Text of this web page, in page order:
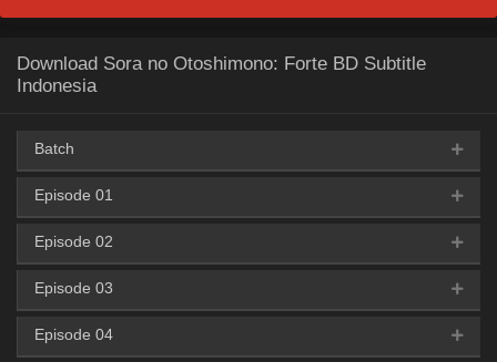
Download Sora no Otoshimono: Forte BD Subtitle
Indonesia
Batch
360p Google Drive
480p
Episode 01
360p AceFile
480p
Episode 02
360p AceFile
480p
Episode 03
360p AceFile
Episode 04